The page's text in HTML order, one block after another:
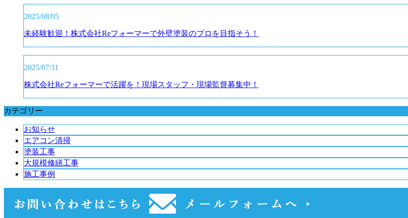
2025/08/05
未経験歓迎！株式会社Reフォーマーで外壁塗装のプロを目指そう！
2025/07/11
株式会社Reフォーマーで活躍を！現場スタッフ・現場監督募集中！
カテゴリー
お知らせ
エアコン清掃
塗装工事
大規模修繕工事
施工事例